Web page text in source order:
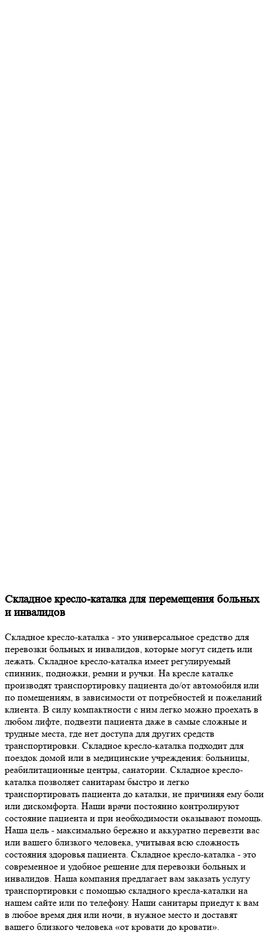
Складное кресло-каталка для перемещения больных
и инвалидов
Складное кресло-каталка - это универсальное средство для
перевозки больных и инвалидов, которые могут сидеть или
лежать. Складное кресло-каталка имеет регулируемый
спинник, подножки, ремни и ручки. На кресле каталке
производят транспортировку пациента до/от автомобиля или
по помещениям, в зависимости от потребностей и пожеланий
клиента. В силу компактности с ним легко можно проехать в
любом лифте, подвезти пациента даже в самые сложные и
трудные места, где нет доступа для других средств
транспортировки. Складное кресло-каталка подходит для
поездок домой или в медицинские учреждения: больницы,
реабилитационные центры, санатории. Складное кресло-
каталка позволяет санитарам быстро и легко
транспортировать пациента до каталки, не причиняя ему боли
или дискомфорта. Наши врачи постоянно контролируют
состояние пациента и при необходимости оказывают помощь.
Наша цель - максимально бережно и аккуратно перевезти вас
или вашего близкого человека, учитывая всю сложность
состояния здоровья пациента. Складное кресло-каталка - это
современное и удобное решение для перевозки больных и
инвалидов. Наша компания предлагает вам заказать услугу
транспортировки с помощью складного кресла-каталки на
нашем сайте или по телефону. Наши санитары приедут к вам
в любое время дня или ночи, в нужное место и доставят
вашего близкого человека «от кровати до кровати».